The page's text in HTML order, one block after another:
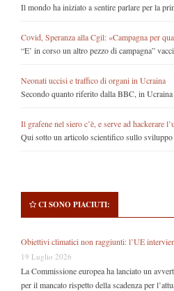
Il mondo ha iniziato a sentire parlare per la
Covid, Speranza alla Cgil: «Campagna per
“E’ in corso un altro pezzo di campagna”
Neonati uccisi e traffico di organi in Ucraina
Secondo quanto riferito dalla BBC, in Ucraina
Il grafene nel siero c’è, e serve ad hackerare
Qui sotto un articolo scientifico sullo sviluppo
CI SONO PIACIUTI:
Obiettivi climatici non raggiunti: l’UE
19 Luglio 2026
La Commissione europea ha lanciato un
per il mancato rispetto della scadenza per